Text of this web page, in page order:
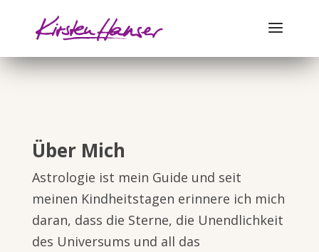
Über Mich
Astrologie ist mein Guide und seit
meinen Kindheitstagen erinnere ich mich
daran, dass die Sterne, die Unendlichkeit
des Universums und all das